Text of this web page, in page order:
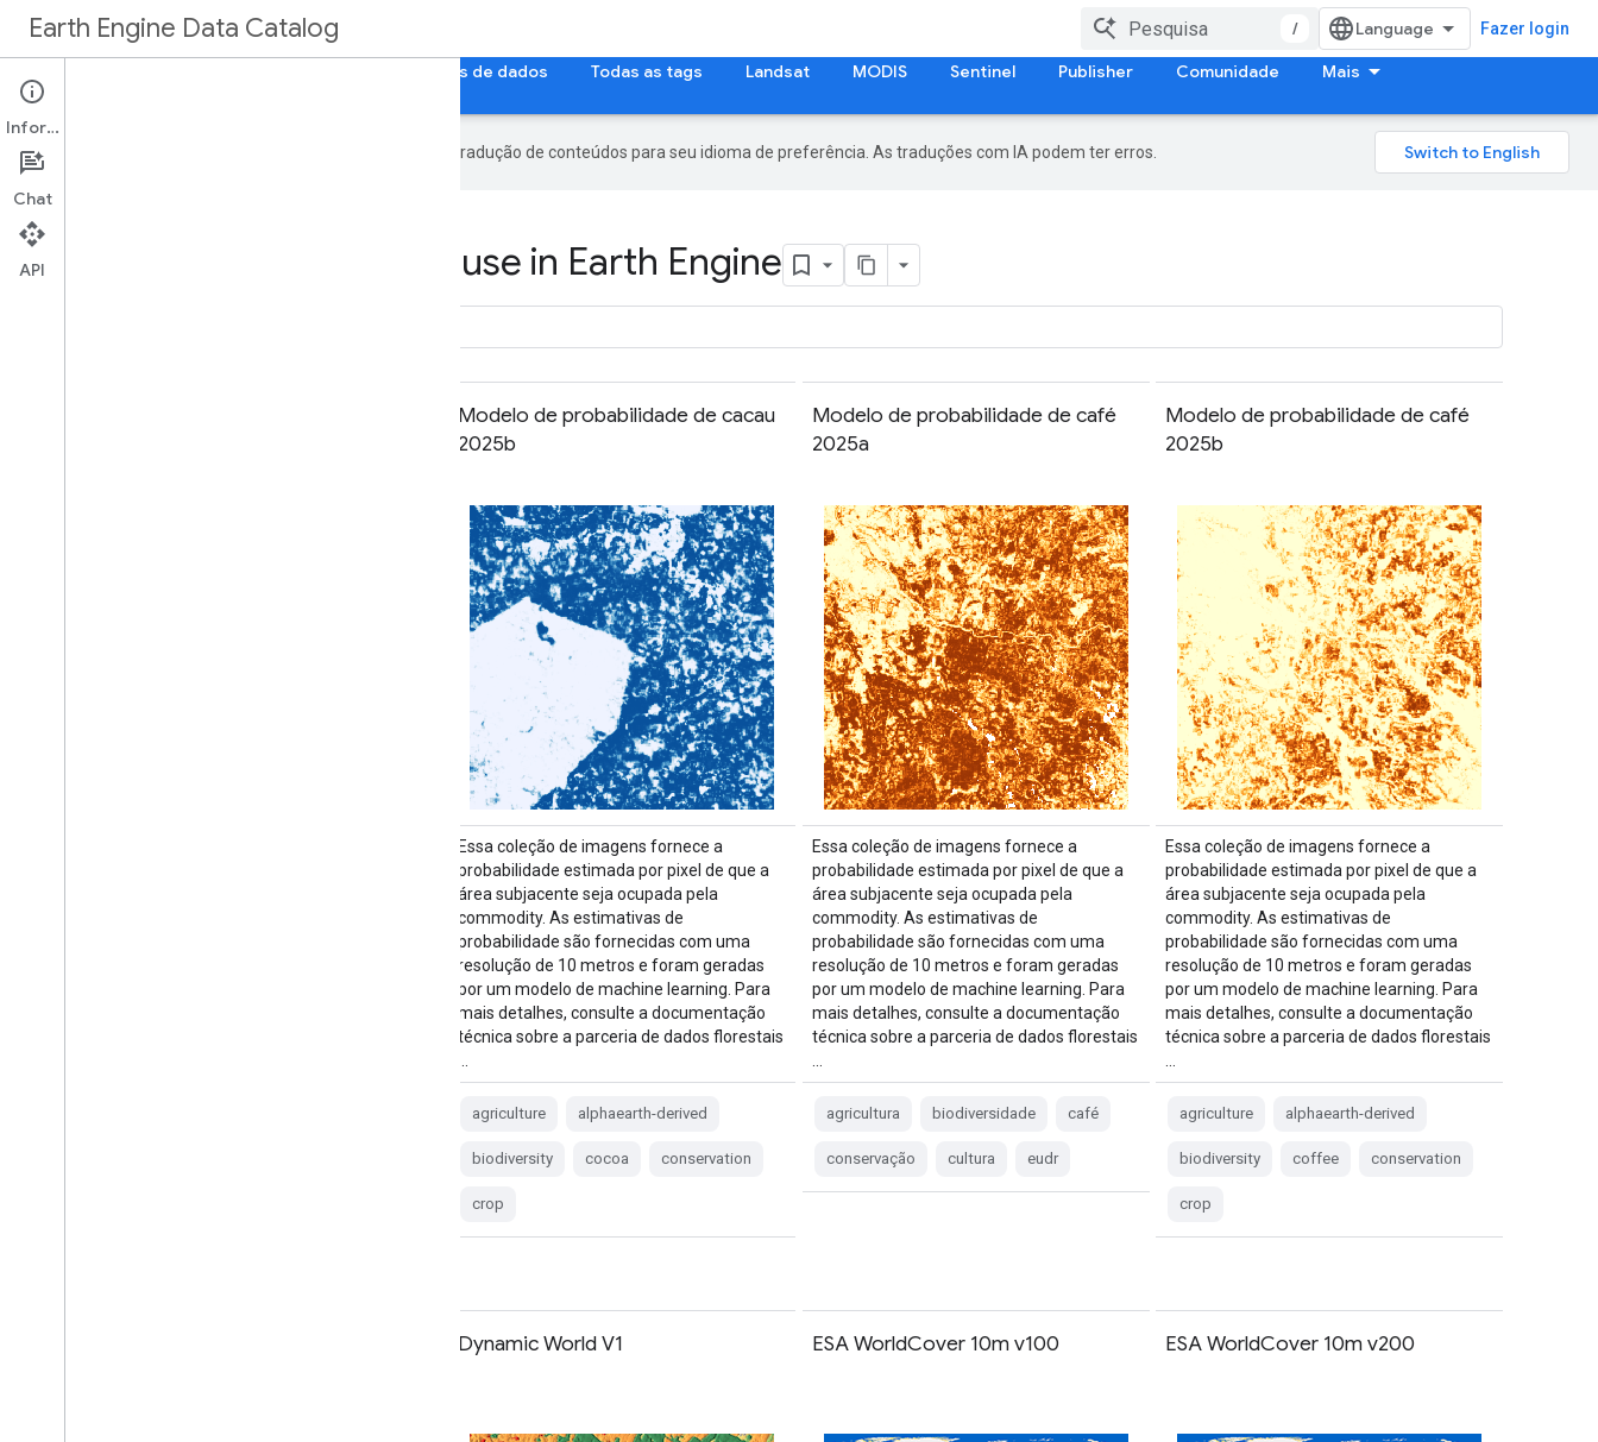
Earth Engine Data Catalog / Fazer login
Todos os conjuntos de dados Todas as tags Landsat MODIS Sentinel Publisher Comunidade Mais
O Google usa tecnologia de IA na tradução de conteúdos para seu idioma de preferência. As traduções com IA podem ter erros.
Datasets tagged landuse in Earth Engine
Modelo de probabilidade de cacau
2025b
Essa coleção de imagens fornece a
probabilidade estimada por pixel de que a
área subjacente seja ocupada pela
commodity. As estimativas de
probabilidade são fornecidas com uma
resolução de 10 metros e foram geradas
por um modelo de machine learning. Para
mais detalhes, consulte a documentação
técnica sobre a parceria de dados florestais
agriculture alphaearth-derived
biodiversity cocoa conservation
crop
Modelo de probabilidade de café
2025a
Essa coleção de imagens fornece a
probabilidade estimada por pixel de que a
área subjacente seja ocupada pela
commodity. As estimativas de
probabilidade são fornecidas com uma
resolução de 10 metros e foram geradas
por um modelo de machine learning. Para
mais detalhes, consulte a documentação
técnica sobre a parceria de dados florestais
agricultura biodiversidade café
conservação cultura eudr
Modelo de probabilidade de café
2025b
Essa coleção de imagens fornece a
probabilidade estimada por pixel de que a
área subjacente seja ocupada pela
commodity. As estimativas de
probabilidade são fornecidas com uma
resolução de 10 metros e foram geradas
por um modelo de machine learning. Para
mais detalhes, consulte a documentação
técnica sobre a parceria de dados florestais
agriculture alphaearth-derived
biodiversity coffee conservation
crop
Dynamic World V1 ESA WorldCover 10m v100 ESA WorldCover 10m v200
Informações
Chat
API